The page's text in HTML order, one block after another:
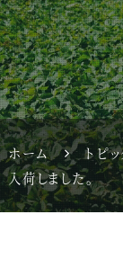
ホーム トピ
入荷しました。